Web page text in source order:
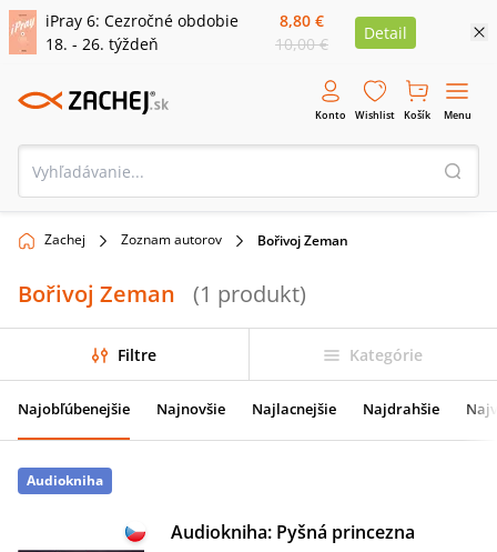
iPray 6: Cezročné obdobie
18. - 26. týždeň
8,80 €
10,00 €
Detail
Konto Wishlist Košík Menu
Zachej Zoznam autorov Bořivoj Zeman
Bořivoj Zeman (1 produkt)
Filtre Kategórie
Najobľúbenejšie Najnovšie Najlacnejšie Najdrahšie
Audiokniha
Audiokniha: Pyšná princezna